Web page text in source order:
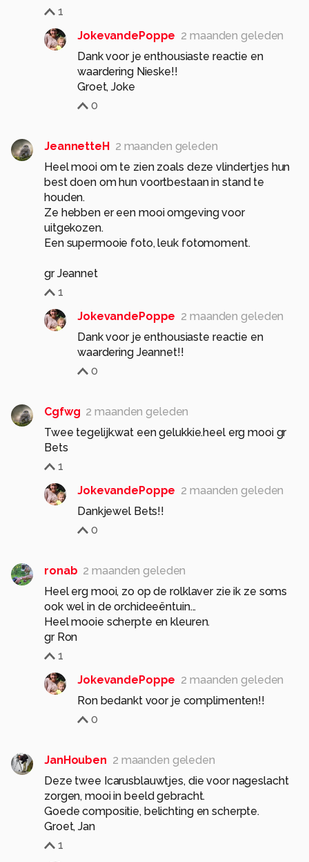
1
JokevandePoppe 2 maanden geleden
Dank voor je enthousiaste reactie en
waardering Nieske!!
Groet, Joke
0
JeannetteH
2 maanden geleden
Heel mooi om te zien zoals deze vlindertjes hun
best doen om hun voortbestaan in stand te
houden.
Ze hebben er een mooi omgeving voor
uitgekozen.
Een supermooie foto, leuk fotomoment.
gr Jeannet
1
JokevandePoppe 2 maanden geleden
Dank voor je enthousiaste reactie en
waardering Jeannet!!
0
Cgfwg 2 maanden geleden
Twee tegelijk.wat een gelukkie.heel erg mooi gr
Bets
1
JokevandePoppe 2 maanden geleden
Dankjewel Bets!!
0
ronab 2 maanden geleden
Heel erg mooi, zo op de rolklaver zie ik ze soms
ook wel in de orchideeëntuin...
Heel mooie scherpte en kleuren.
gr Ron
1
JokevandePoppe 2 maanden geleden
Ron bedankt voor je complimenten!!
0
JanHouben 2 maanden geleden
Deze twee Icarusblauwtjes, die voor nageslacht
zorgen, mooi in beeld gebracht.
Goede compositie, belichting en scherpte.
Groet, Jan
1